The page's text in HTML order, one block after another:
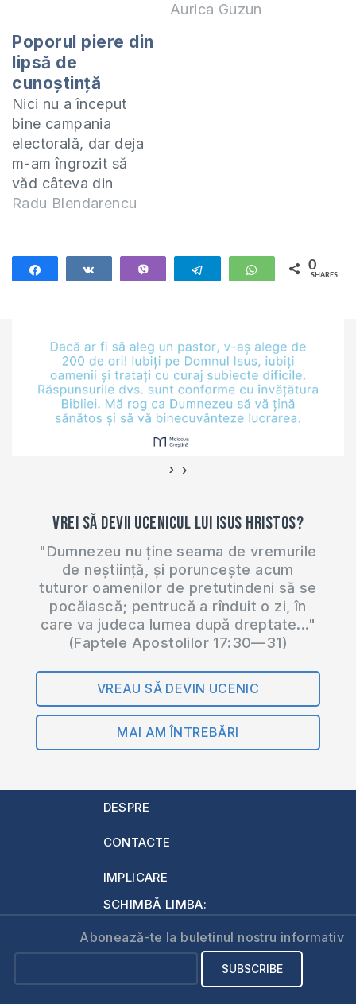
Femei deosebite
care prin prezența
lor, prin viața lor fac
o diferență în locul
în care se află, în
relațiile cu oamenii.
Femei cu influență.
Ne dorim…
Aurica Guzun
Poporul piere din
lipsă de
cunoștință
Nici nu a început
bine campania
electorală, dar deja
m-am îngrozit să
văd câteva din
programele
electorali. Nimeni,
dar absolut nimeni
spirituale a națiunii
noastre. Nu știu de
ce concurenții
electorali se feresc
să vadă că, din
Radu Blendarencu
Telegram WhatsApp
0
SHARES
‹ ›
Vrei să devii ucenicul lui Isus Hristos?
"Dumnezeu nu ține seama de vremurile
de neștiință, și poruncește acum
tuturor oamenilor de pretutindeni să se
pocăiască; pentrucă a rînduit o zi, în
care va judeca lumea după dreptate..."
(Faptele Apostolilor 17:30—31)
VREAU SĂ DEVIN UCENIC
MAI AM ÎNTREBĂRI
DESPRE
CONTACTE
IMPLICARE
SCHIMBĂ LIMBA:
Abonează-te la buletinul nostru informativ